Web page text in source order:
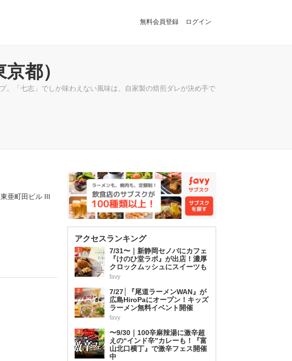
無料会員登録 ログイン
都）
。「七志」でしか味わえない風味は、自家製の焙煎ダレが決め手で
亜町田ビル III
アクセスランキング
1
7/31〜｜新静岡セノバにカフェ
『けのひ堂ラボ』が出店！濃厚
クロックムッシュにスイーツも
favy
2
7/27│『尾道ラーメンWAN』が
広島HiroPaにオープン！キッズ
ラーメン無料イベント開催
favy
3
〜9/30｜100辛麻辣湯に激辛超
えの“インド辛”カレーも！『富
山北口横丁』で激辛フェス開催
中